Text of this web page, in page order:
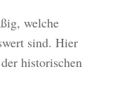
welche
sind. Hier
historischen